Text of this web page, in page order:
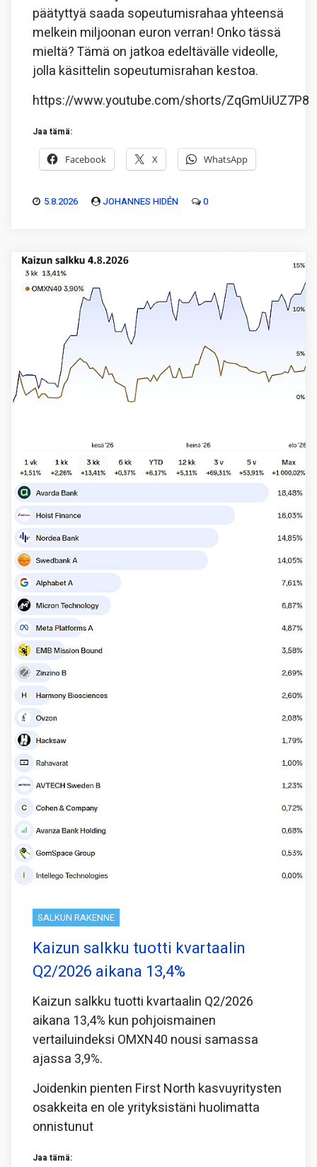
päätyttyä saada sopeutumisrahaa yhteensä
melkein miljoonan euron verran! Onko tässä
mieltä? Tämä on jatkoa edeltävälle videolle,
jolla käsittelin sopeutumisrahan kestoa.
https://www.youtube.com/shorts/ZqGmUiUZ7P8
Jaa tämä:
Facebook X WhatsApp
5.8.2026 JOHANNES HIDÉN 0
SALKUN RAKENNE
Kaizun salkku tuotti kvartaalin
Q2/2026 aikana 13,4%
Kaizun salkku tuotti kvartaalin Q2/2026
aikana 13,4% kun pohjoismainen
vertailuindeksi OMXN40 nousi samassa
ajassa 3,9%.
Joidenkin pienten First North kasvuyritysten
osakkeita en ole yrityksistäni huolimatta
onnistunut
Jaa tämä: